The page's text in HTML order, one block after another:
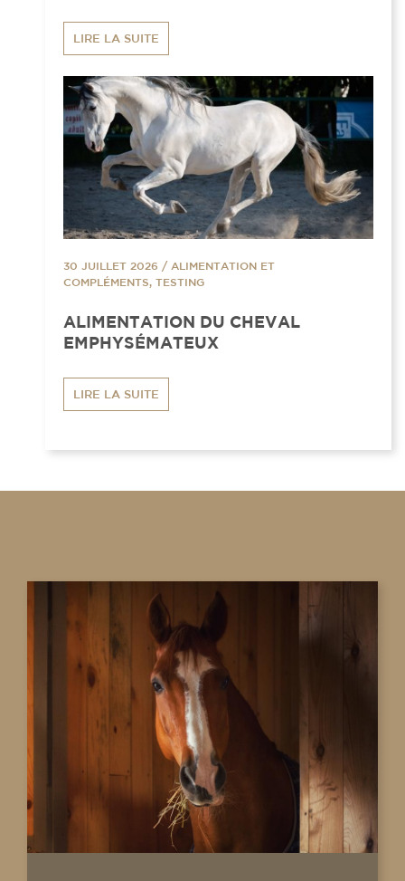
LIRE LA SUITE
30 JUILLET 2026 / ALIMENTATION ET
COMPLÉMENTS, TESTING
ALIMENTATION DU CHEVAL
EMPHYSÉMATEUX
LIRE LA SUITE